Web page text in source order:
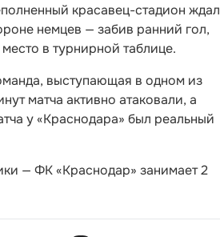
красавец-стадион ждал
немцев — забив ранний гол,
в турнирной таблице.
выступающая в одном из
матча активно атаковали, а
у «Краснодара» был реальный
— ФК «Краснодар» занимает 2